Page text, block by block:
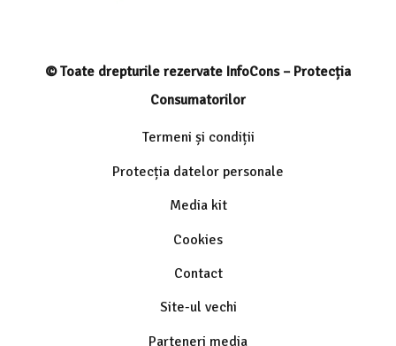
© Toate drepturile rezervate InfoCons – Protecția
Consumatorilor
Termeni și condiții
Protecția datelor personale
Media kit
Cookies
Contact
Site-ul vechi
Parteneri media